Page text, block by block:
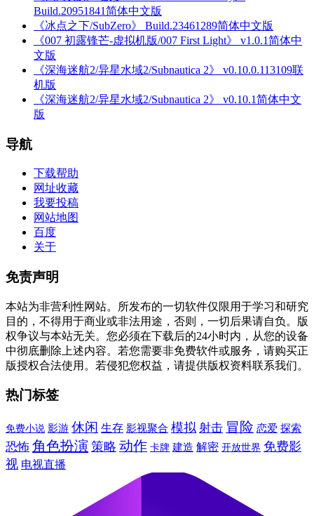
Build.20951841简体中文版
《冰点之下/SubZero》 Build.23461289简体中文版
《007 初露锋芒-虚拟机版/007 First Light》 v1.0.1简体中
文版
《深海迷航2/异星水域2/Subnautica 2》 v0.10.0.113109联
机版
《深海迷航2/异星水域2/Subnautica 2》 v0.10.1简体中文
版
导航
下载帮助
网址收藏
我要投稿
网站地图
百度
关于
免责声明
本站为非营利性网站。所发布的一切软件仅限用于学习和研究
目的，不得用于商业或非法用途，否则，一切后果请自负。版
权争议与本站无关。您必须在下载后的24小时内，从您的设备
中彻底删除上述内容。若您需要非免费软件或服务，请购买正
版授权合法使用。若侵犯您权益，请提供版权资料联系我们。
热门标签
免费小说 影游 休闲 生存 影视聚合 模拟 射击 冒险 恋爱 探索
恐怖 角色扮演 策略 动作 卡牌 建造 解密 开放世界 免费影
视 电视直播